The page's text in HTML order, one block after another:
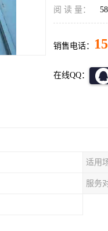
阅 读 量：
销售电话：
在线QQ：
适用
服务